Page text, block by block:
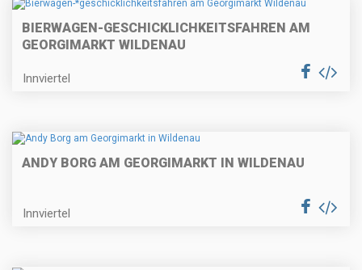
BIERWAGEN-GESCHICKLICHKEITSFAHREN AM
GEORGIMARKT WILDENAU
Innviertel
ANDY BORG AM GEORGIMARKT IN WILDENAU
Innviertel